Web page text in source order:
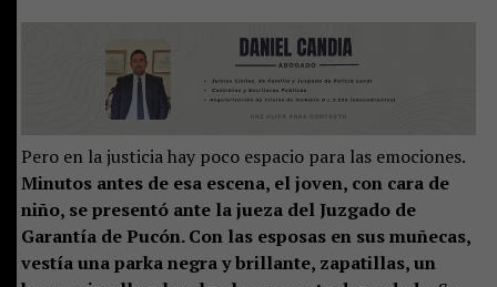
Pero en la justicia hay poco espacio para las emociones.
Minutos antes de esa escena, el joven, con cara de
niño, se presentó ante la jueza del Juzgado de
Garantía de Pucón. Con las esposas en sus muñecas,
vestía una parka negra y brillante, zapatillas, un